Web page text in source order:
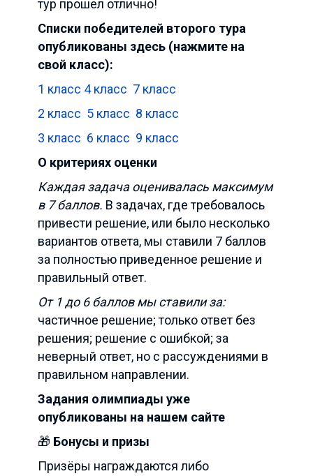
тур прошел отлично!
Списки победителей второго тура
опубликованы здесь (нажмите на
свой класс):
1 класс 4 класс 7 класс
2 класс 5 класс 8 класс
3 класс 6 класс 9 класс
О критериях оценки
Каждая задача оценивалась максимум
в 7 баллов. В задачах, где требовалось
привести решение, или было несколько
вариантов ответа, мы ставили 7 баллов
за полностью приведенное решение и
правильный ответ.
От 1 до 6 баллов мы ставили за:
частичное решение; только ответ без
решения; решение с ошибкой; за
неверный ответ, но с рассуждениями в
правильном направлении.
Задания олимпиады уже
опубликованы на нашем сайте
🎁 Бонусы и призы
Призёры награждаются либо